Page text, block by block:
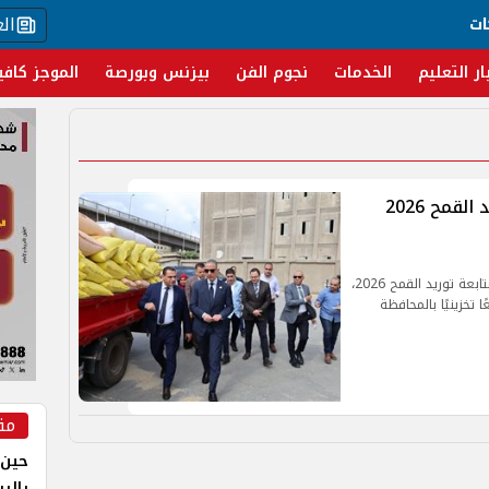
التعليم الخدمات نجوم الفن بيزنس وبورصة الموجز
محافظ الجيزة يكشف مستجدات توريد القمح 2026
جولة ميدانية لمحافظ الجيزة داخل صومعة إمبابة لمتابعة توريد القمح 2026،